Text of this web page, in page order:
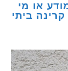
מי
ביתי